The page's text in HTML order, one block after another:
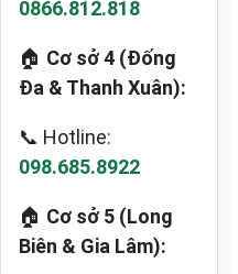
0866.812.818
🏠 Cơ sở 4 (Đống
Đa & Thanh Xuân):
📞 Hotline:
098.685.8922
🏠 Cơ sở 5 (Long
Biên & Gia Lâm):